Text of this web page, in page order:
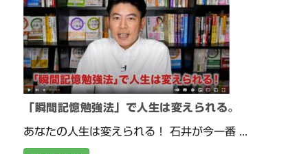
「瞬間記憶勉強法」で人生は変えられる。
あなたの人生は変えられる！ 石井が今一番 ...